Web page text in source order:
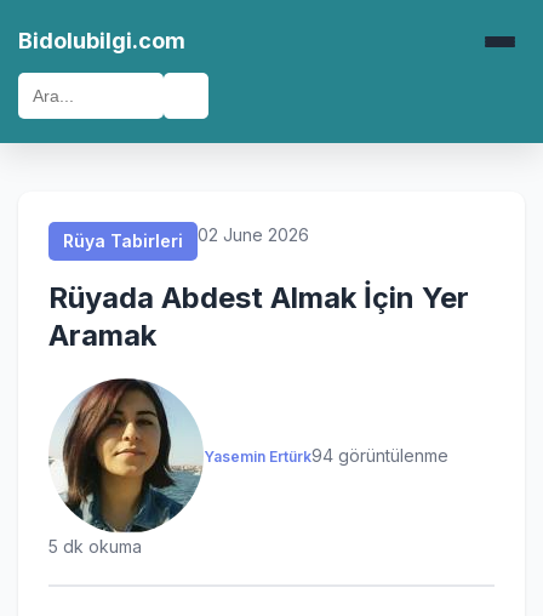
Bidolubilgi.com
Rüya Tabirleri 02 June 2026
Rüyada Abdest Almak İçin Yer
Aramak
Yasemin Ertürk94 görüntülenme
5 dk okuma
Rüya Tabirleri
Rüya Tabirleri
Rüya Tabirleri
Rüya Tabirleri